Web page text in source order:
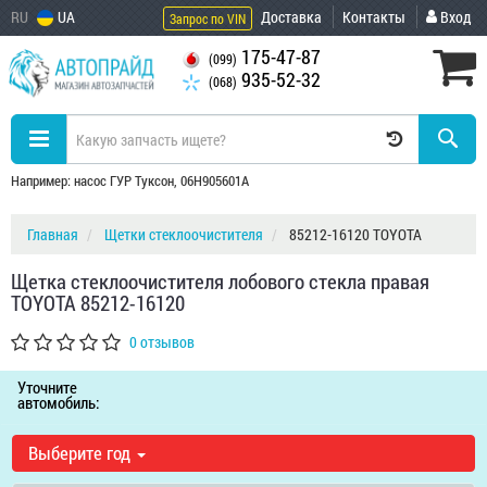
RU UA Запрос по VIN Доставка Контакты Вход
(099) 175-47-87
(068) 935-52-32
Например: насос ГУР Туксон, 06H905601A
Главная Щетки стеклоочистителя 85212-16120 TOYOTA
Щетка стеклоочистителя лобового стекла правая
TOYOTA 85212-16120
0 отзывов
Уточните
автомобиль:
Выберите год